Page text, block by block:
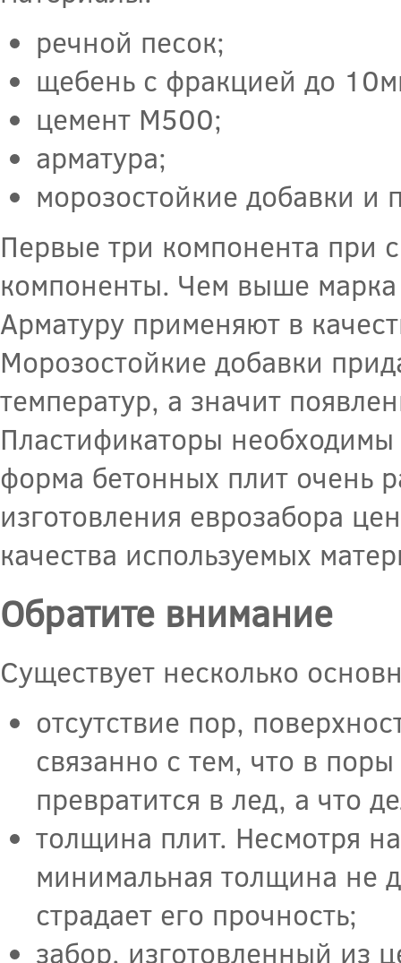
речной песок;
щебень с фракцией до
цемент М500;
арматура;
морозостойкие добавки и
Первые три компонента при
компоненты. Чем выше
Арматуру применяют в
Морозостойкие добавки
температур, а значит
Пластификаторы необходимы
форма бетонных плит очень
изготовления еврозабора
качества используемых
Обратите внимание
Существует несколько
отсутствие пор,
связанно с тем, что в
превратится в лед, а что
толщина плит. Несмотря
минимальная толщина не
страдает его прочность;
забор, изготовленный из